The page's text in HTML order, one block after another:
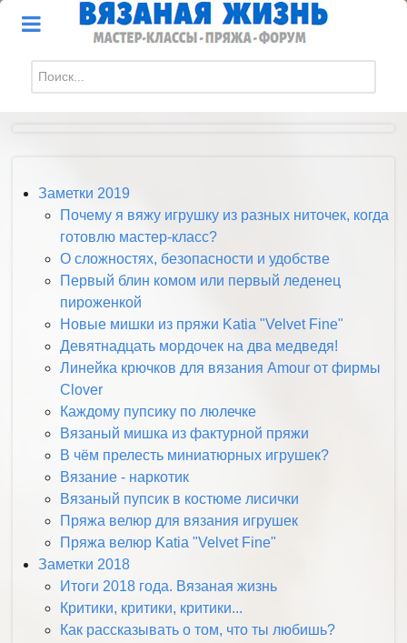
Искать...
Заметки 2019
Почему я вяжу игрушку из разных ниточек, когда
готовлю мастер-класс?
О сложностях, безопасности и удобстве
Первый блин комом или первый леденец
пироженкой
Новые мишки из пряжи Katia "Velvet Fine"
Девятнадцать мордочек на два медведя!
Линейка крючков для вязания Amour от фирмы
Clover
Каждому пупсику по люлечке
Вязаный мишка из фактурной пряжи
В чём прелесть миниатюрных игрушек?
Вязание - наркотик
Вязаный пупсик в костюме лисички
Пряжа велюр для вязания игрушек
Пряжа велюр Katia "Velvet Fine"
Заметки 2018
Итоги 2018 года. Вязаная жизнь
Критики, критики, критики...
Как рассказывать о том, что ты любишь?